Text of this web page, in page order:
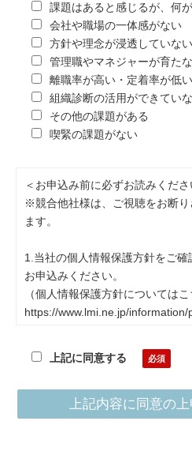
課題はあると感じるが、何
会社や職場の一体感がない
方針や理念が浸透していない
管理職やマネジャーが育た
離職率が高い・定着率が低い
組織診断の活用ができてい
その他の課題がある
喫緊の課題がない
＜お申込み前に必ずお読みくださ
※競合他社様は、ご視聴をお断
ます。
1.当社の個人情報保護方針をご確
お申込みください。
（個人情報保護方針についてはこ
https://www.lmi.ne.jp/information/
2.ご記入いただいた個人情報に
下でお取扱いし、モチベーショ
関するご案内・その他当社が展
に関するご案内、マーケティン
上記に同意する